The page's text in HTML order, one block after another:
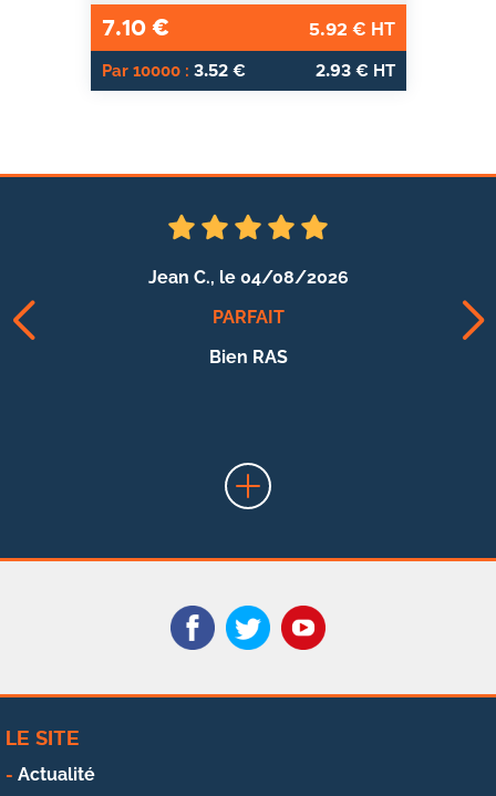
7.10€ 5.92 € HT
Par 10000 : 3.52€ 2.93€ HT
Jean C., le 04/08/2026
PARFAIT
Bien RAS
LE SITE
Actualité